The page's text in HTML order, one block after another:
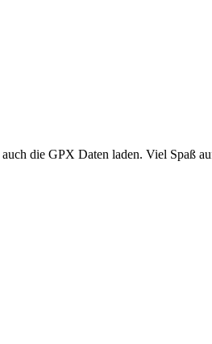
die GPX Daten laden. Viel Spaß